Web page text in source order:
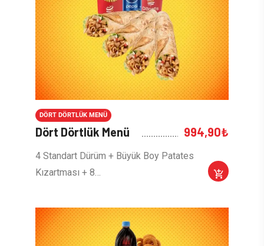
DÖRT DÖRTLÜK MENÜ
Dört Dörtlük Menü 994,90₺
4 Standart Dürüm + Büyük Boy Patates
Kızartması + 8…